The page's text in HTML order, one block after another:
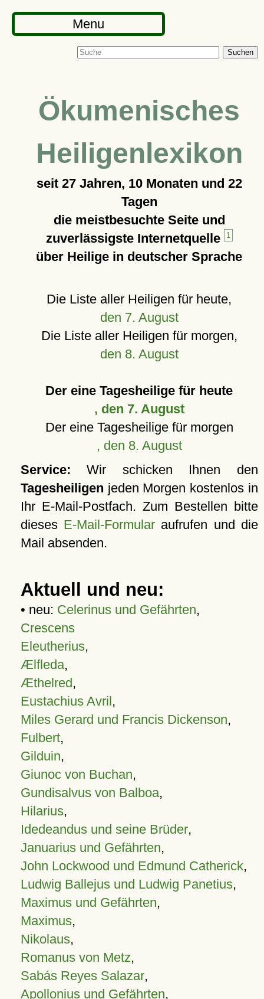
Menu
Suchen
Ökumenisches
Heiligenlexikon
seit 27 Jahren, 10 Monaten und 22
Tagen
die meistbesuchte Seite und
zuverlässigste Internetquelle
1
über Heilige in deutscher Sprache
Die Liste aller Heiligen für heute,
den 7. August
Die Liste aller Heiligen für morgen,
den 8. August
Der eine Tagesheilige für heute
, den 7. August
Der eine Tagesheilige für morgen
, den 8. August
Service: Wir schicken Ihnen den
Tagesheiligen jeden Morgen kostenlos in
Ihr E-Mail-Postfach. Zum Bestellen bitte
dieses E-Mail-Formular aufrufen und die
Mail absenden.
Aktuell und neu:
• neu: Celerinus und Gefährten,
Crescens
Eleutherius,
Ælfleda,
Æthelred,
Eustachius Avril,
Miles Gerard und Francis Dickenson,
Fulbert,
Gilduin,
Giunoc von Buchan,
Gundisalvus von Balboa,
Hilarius,
Idedeandus und seine Brüder,
Januarius und Gefährten,
John Lockwood und Edmund Catherick,
Ludwig Ballejus und Ludwig Panetius,
Maximus und Gefährten,
Maximus,
Nikolaus,
Romanus von Metz,
Sabás Reyes Salazar,
Apollonius und Gefährten,